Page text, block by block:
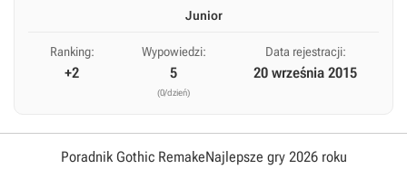
Junior
Ranking:
+2
Wypowiedzi:
5
(0/dzień)
Data rejestracji:
20 września 2015
Poradnik Gothic RemakeNajlepsze gry 2026 roku